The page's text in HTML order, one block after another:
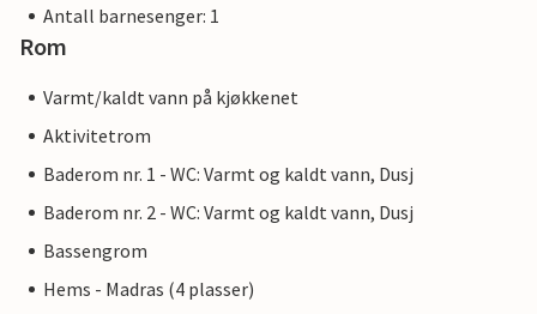
Antall barnesenger: 1
Rom
Varmt/kaldt vann på kjøkkenet
Aktivitetrom
Baderom nr. 1 - WC: Varmt og kaldt vann, Dusj
Baderom nr. 2 - WC: Varmt og kaldt vann, Dusj
Bassengrom
Hems - Madras (4 plasser)